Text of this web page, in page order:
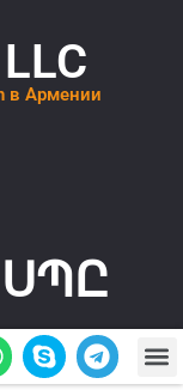
в Армении